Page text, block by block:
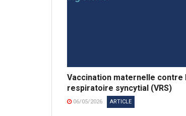
Vaccination maternelle contre
respiratoire syncytial (VRS)
06/05/2026 ARTICLE